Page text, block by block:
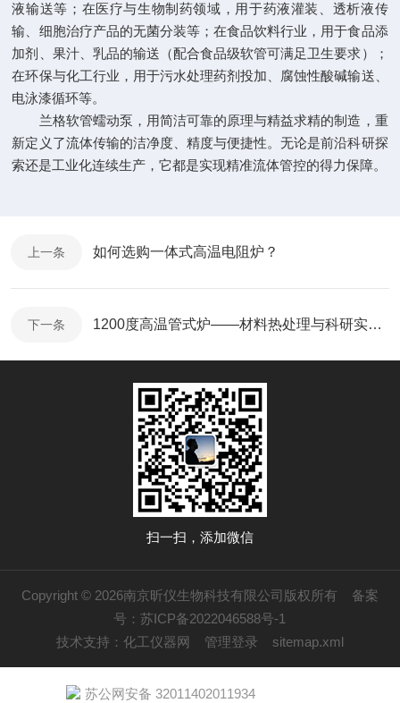
液输送等；在医疗与生物制药领域，用于药液灌装、透析液传
输、细胞治疗产品的无菌分装等；在食品饮料行业，用于食品添
加剂、果汁、乳品的输送（配合食品级软管可满足卫生要求）；
在环保与化工行业，用于污水处理药剂投加、腐蚀性酸碱输送、
电泳漆循环等。
兰格软管蠕动泵，用简洁可靠的原理与精益求精的制造，重
新定义了流体传输的洁净度、精度与便捷性。无论是前沿科研探
索还是工业化连续生产，它都是实现精准流体管控的得力保障。
上一条 如何选购一体式高温电阻炉？
下一条 1200度高温管式炉——材料热处理与科研实验的多功能核心加热设备
扫一扫，添加微信
Copyright © 2026南京昕仪生物科技有限公司版权所有 备案
号：苏ICP备2022046588号-1
技术支持： 化工仪器网 管理登录 sitemap.xml
苏公网安备 32011402011934